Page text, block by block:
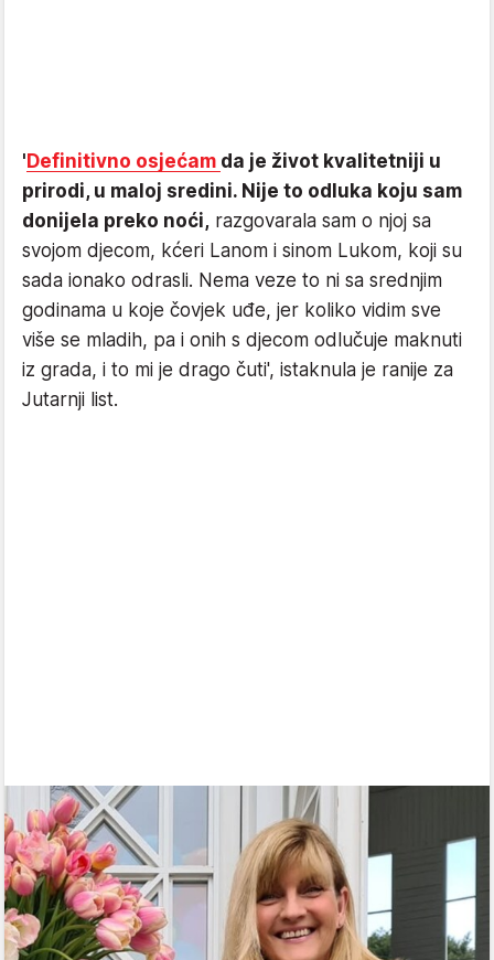
' Definitivno osjećam da je život kvalitetniji u
prirodi, u maloj sredini. Nije to odluka koju sam
donijela preko noći, razgovarala sam o njoj sa
svojom djecom, kćeri Lanom i sinom Lukom, koji su
sada ionako odrasli. Nema veze to ni sa srednjim
godinama u koje čovjek uđe, jer koliko vidim sve
više se mladih, pa i onih s djecom odlučuje maknuti
iz grada, i to mi je drago čuti', istaknula je ranije za
Jutarnji list.